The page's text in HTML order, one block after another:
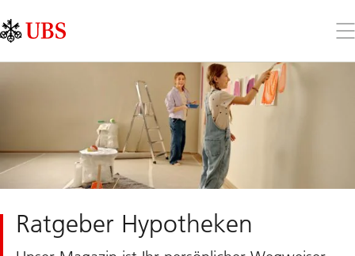
Links
Area
Sie
Ratgeber Hypotheken